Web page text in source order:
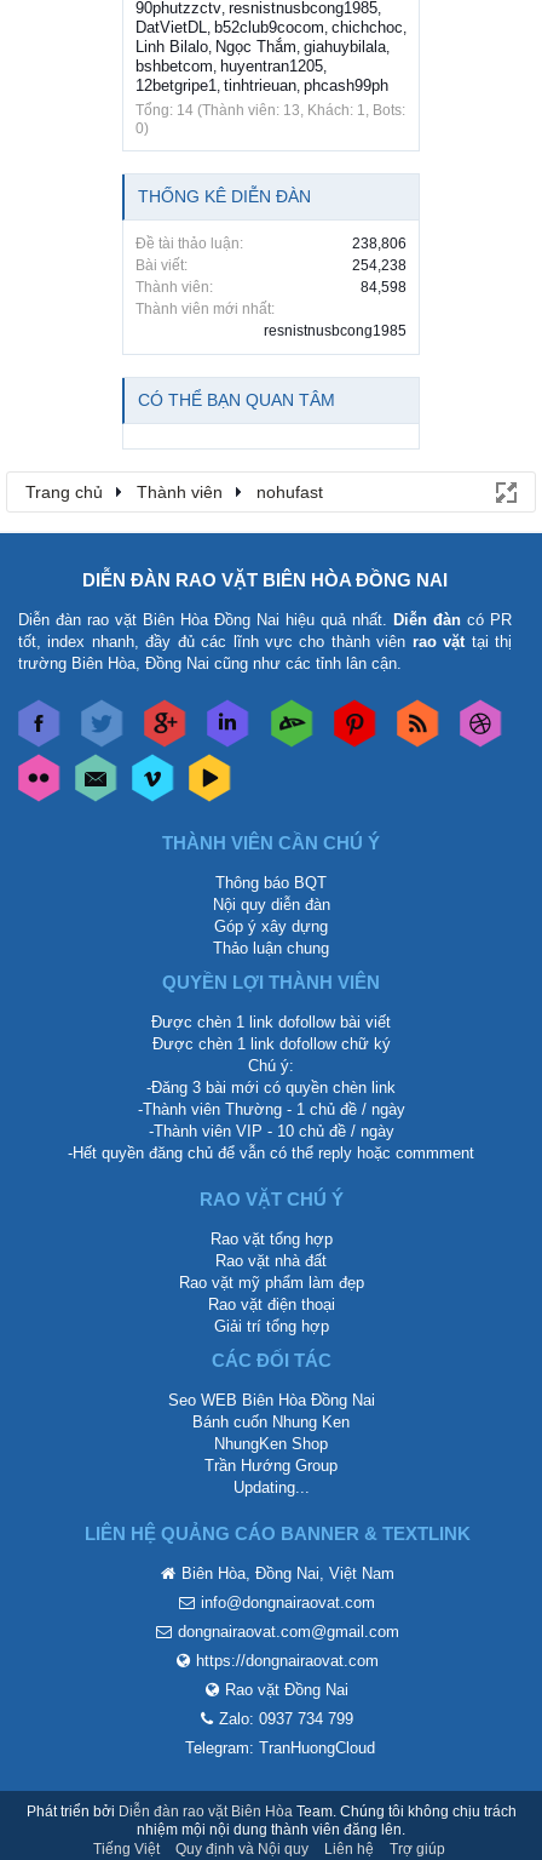
90phutzzctv, resnistnusbcong1985,
DatVietDL, b52club9cocom, chichchoc,
Linh Bilalo, Ngọc Thắm, giahuybilala,
bshbetcom, huyentran1205,
12betgripe1, tinhtrieuan, phcash99ph
Tổng: 14 (Thành viên: 13, Khách: 1, Bots:
0)
THỐNG KÊ DIỄN ĐÀN
Đề tài thảo luận:
238,806
Bài viết:
254,238
Thành viên:
84,598
Thành viên mới nhất:
resnistnusbcong1985
CÓ THỂ BẠN QUAN TÂM
Trang chủ Thành viên nohufast
DIỄN ĐÀN RAO VẶT BIÊN HÒA ĐỒNG NAI
Diễn đàn rao vặt Biên Hòa Đồng Nai hiệu quả nhất. Diễn đàn có PR
tốt, index nhanh, đầy đủ các lĩnh vực cho thành viên rao vặttại thị
trường Biên Hòa, Đồng Nai cũng như các tỉnh lân cận.
THÀNH VIÊN CẦN CHÚ Ý
Thông báo BQT
Nội quy diễn đàn
Góp ý xây dựng
Thảo luận chung
QUYỀN LỢI THÀNH VIÊN
Được chèn 1 link dofollow bài viết
Được chèn 1 link dofollow chữ ký
Chú ý:
-Đăng 3 bài mới có quyền chèn link
-Thành viên Thường - 1 chủ đề / ngày
-Thành viên VIP - 10 chủ đề / ngày
-Hết quyền đăng chủ để vẫn có thể reply hoặc commment
RAO VẶT CHÚ Ý
Rao vặt tổng hợp
Rao vặt nhà đất
Rao vặt mỹ phẩm làm đẹp
Rao vặt điện thoại
Giải trí tổng hợp
CÁC ĐỐI TÁC
Seo WEB Biên Hòa Đồng Nai
Bánh cuốn Nhung Ken
NhungKen Shop
Trần Hướng Group
Updating...
LIÊN HỆ QUẢNG CÁO BANNER & TEXTLINK
Biên Hòa, Đồng Nai, Việt Nam
info@dongnairaovat.com
dongnairaovat.com@gmail.com
https://dongnairaovat.com
Rao vặt Đồng Nai
Zalo: 0937 734 799
Telegram: TranHuongCloud
Phát triển bởi Diễn đàn rao vặt Biên HòaTeam. Chúng tôi không chịu trách
nhiệm mội nội dung thành viên đăng lên.
Tiếng Việt
Quy định và Nội quy Liên hệ Trợ giúp